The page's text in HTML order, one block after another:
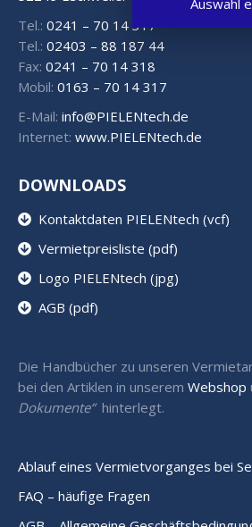
Tel.: 0241 – 70 14 317
Tel.: 02403 – 88 187 44
Fax: 0241 – 70 14 318
Mobil: 0163 – 70 14 317
E-Mail: info@PIELENtech.de
Internet: www.PIELENtech.de
DOWNLOADS
Kontaktdaten PIELENtech (vcf)
Vermietpreisliste (pdf)
Logo PIELENtech (jpg)
AGB (pdf)
Die Handbücher zu unseren
bei den Artiklen in unserem Webshop
Dokumente“ hinterlegt.
Ablauf eines Vermietvorganges bei
FAQ – häufige Fragen